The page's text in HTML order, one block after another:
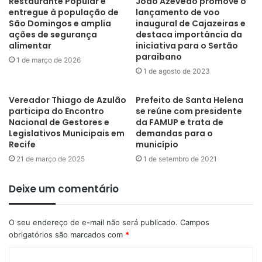
entregue à população de
São Domingos e amplia
ações de segurança
alimentar
1 de março de 2026
lançamento de voo
inaugural de Cajazeiras e
destaca importância da
iniciativa para o Sertão
paraibano
1 de agosto de 2023
Vereador Thiago de Azulão
participa do Encontro
Nacional de Gestores e
Legislativos Municipais em
Recife
21 de março de 2025
Prefeito de Santa Helena
se reúne com presidente
da FAMUP e trata de
demandas para o
município
1 de setembro de 2021
Deixe um comentário
O seu endereço de e-mail não será publicado. Campos
obrigatórios são marcados com *